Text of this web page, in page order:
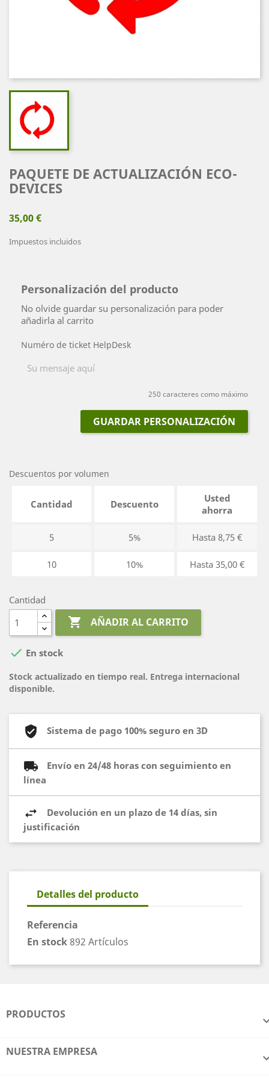
PAQUETE DE ACTUALIZACIÓN ECO-
DEVICES
35,00 €
Impuestos incluidos
Personalización del producto
No olvide guardar su personalización para poder
añadirla al carrito
Numéro de ticket HelpDesk
250 caracteres como máximo
GUARDAR PERSONALIZACIÓN
Descuentos por volumen
Cantidad Descuento
Usted
ahorra
5 5% Hasta 8,75 €
10 10% Hasta 35,00 €
Cantidad
 AÑADIR AL CARRITO
 En stock
Stock actualizado en tiempo real. Entrega internacional
disponible.
Sistema de pago 100% seguro en 3D
Envío en 24/48 horas con seguimiento en
línea
Devolución en un plazo de 14 días, sin
justificación
Detalles del producto
Referencia
En stock 892 Artículos
PRODUCTOS
NUESTRA EMPRESA